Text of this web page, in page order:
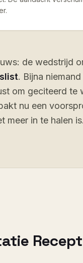
de wedstrijd
. Bijna
om geciteerd te
nu een
meer in te halen is.
Recept